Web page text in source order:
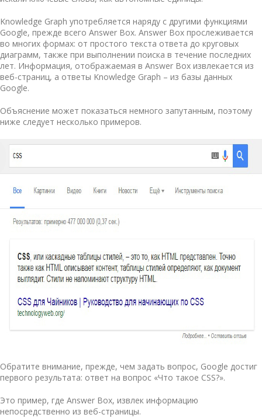
Knowledge Graph употребляется наряду с другими функциями
Google, прежде всего Answer Box. Answer Box прослеживается
во многих формах: от простого текста ответа до круговых
диаграмм, также при выполнении поиска в течение последних
лет. Информация, отображаемая в Answer Box извлекается из
веб-страниц, а ответы Knowledge Graph – из базы данных
Google.
Объяснение может показаться немного запутанным, поэтому
ниже следует несколько примеров.
Обратите внимание, прежде, чем задать вопрос, Google достиг
первого результата: ответ на вопрос «Что такое CSS?».
Это пример, где Answer Box, извлек информацию
непосредственно из веб-страницы.